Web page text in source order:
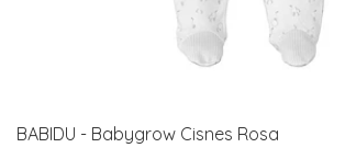
BABIDU - Babygrow Cisnes Rosa